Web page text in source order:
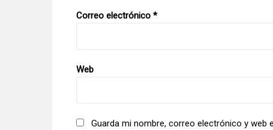
Correo electrónico *
Web
Guarda mi nombre, correo electrónico y web